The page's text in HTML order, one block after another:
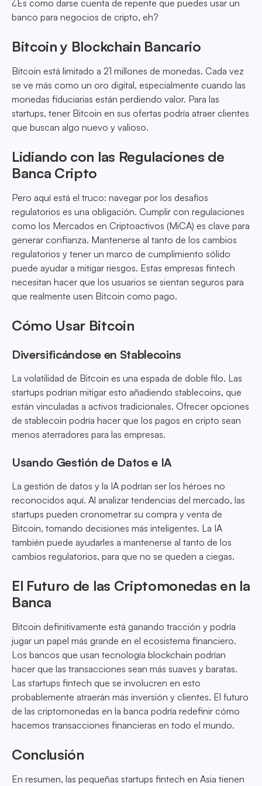
¿Es como darse cuenta de repente que puedes usar un
banco para negocios de cripto, eh?
Bitcoin y Blockchain Bancario
Bitcoin está limitado a 21 millones de monedas. Cada vez
se ve más como un oro digital, especialmente cuando las
monedas fiduciarias están perdiendo valor. Para las
startups, tener Bitcoin en sus ofertas podría atraer clientes
que buscan algo nuevo y valioso.
Lidiando con las Regulaciones de
Banca Cripto
Pero aquí está el truco: navegar por los desafíos
regulatorios es una obligación. Cumplir con regulaciones
como los Mercados en Criptoactivos (MiCA) es clave para
generar confianza. Mantenerse al tanto de los cambios
regulatorios y tener un marco de cumplimiento sólido
puede ayudar a mitigar riesgos. Estas empresas fintech
necesitan hacer que los usuarios se sientan seguros para
que realmente usen Bitcoin como pago.
Cómo Usar Bitcoin
Diversificándose en Stablecoins
La volatilidad de Bitcoin es una espada de doble filo. Las
startups podrían mitigar esto añadiendo stablecoins, que
están vinculadas a activos tradicionales. Ofrecer opciones
de stablecoin podría hacer que los pagos en cripto sean
menos aterradores para las empresas.
Usando Gestión de Datos e IA
La gestión de datos y la IA podrían ser los héroes no
reconocidos aquí. Al analizar tendencias del mercado, las
startups pueden cronometrar su compra y venta de
Bitcoin, tomando decisiones más inteligentes. La IA
también puede ayudarles a mantenerse al tanto de los
cambios regulatorios, para que no se queden a ciegas.
El Futuro de las Criptomonedas en la
Banca
Bitcoin definitivamente está ganando tracción y podría
jugar un papel más grande en el ecosistema financiero.
Los bancos que usan tecnología blockchain podrían
hacer que las transacciones sean más suaves y baratas.
Las startups fintech que se involucren en esto
probablemente atraerán más inversión y clientes. El futuro
de las criptomonedas en la banca podría redefinir cómo
hacemos transacciones financieras en todo el mundo.
Conclusión
En resumen, las pequeñas startups fintech en Asia tienen